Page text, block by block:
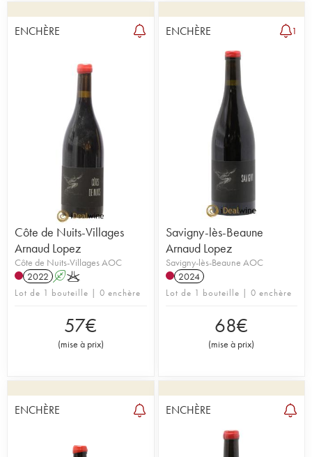
ENCHÈRE
Côte de Nuits-Villages
Arnaud Lopez
Côte de Nuits-Villages AOC
2022 AK
Lot de 1 bouteille | 0 enchère
57€
(mise à prix)
ENCHÈRE 1
Savigny-lès-Beaune
Arnaud Lopez
Savigny-lès-Beaune AOC
2024
Lot de 1 bouteille | 0 enchère
68€
(mise à prix)
ENCHÈRE ENCHÈRE